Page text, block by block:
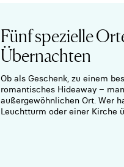
Fünf spezielle
Übernachten
Ob als Geschenk, zu einem
romantisches Hideaway –
außergewöhnlichen Ort. Wer
Leuchtturm oder einer Kirche